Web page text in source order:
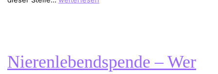
Nierenlebendspende – Wer